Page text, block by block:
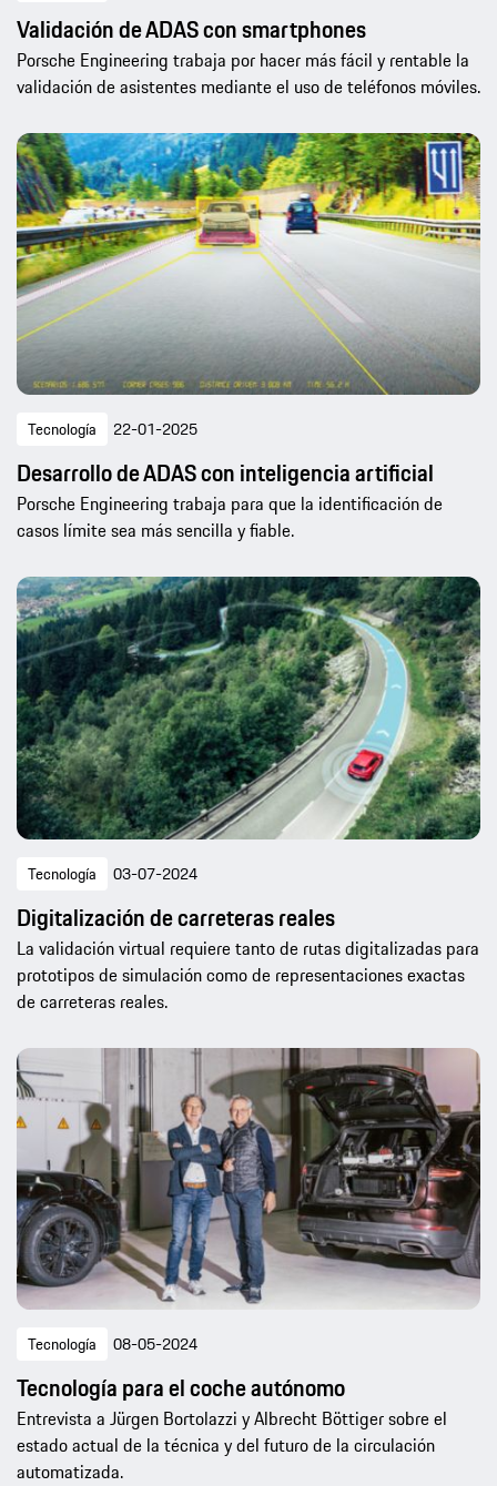
Validación de ADAS con smartphones
Porsche Engineering trabaja por hacer más fácil y rentable la
validación de asistentes mediante el uso de teléfonos móviles.
Tecnología 22-01-2025
Desarrollo de ADAS con inteligencia artificial
Porsche Engineering trabaja para que la identificación de
casos límite sea más sencilla y fiable.
Tecnología 03-07-2024
Digitalización de carreteras reales
La validación virtual requiere tanto de rutas digitalizadas para
prototipos de simulación como de representaciones exactas
de carreteras reales.
Tecnología 08-05-2024
Tecnología para el coche autónomo
Entrevista a Jürgen Bortolazzi y Albrecht Böttiger sobre el
estado actual de la técnica y del futuro de la circulación
automatizada.